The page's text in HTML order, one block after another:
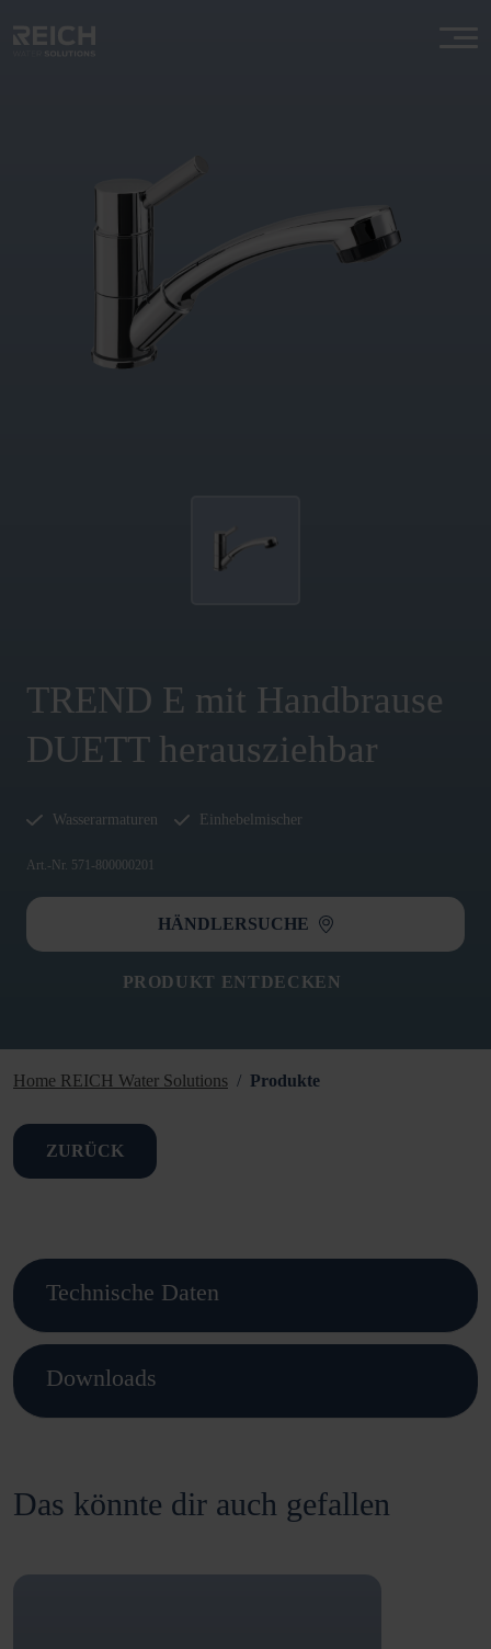
TREND E mit Handbrause
DUETT herausziehbar
Wasserarmaturen Einhebelmischer
Art.-Nr. 571-800000201
HÄNDLERSUCHE
PRODUKT ENTDECKEN
Home REICH Water Solutions Produkte
ZURÜCK
Technische Daten
Downloads
Das könnte dir auch gefallen